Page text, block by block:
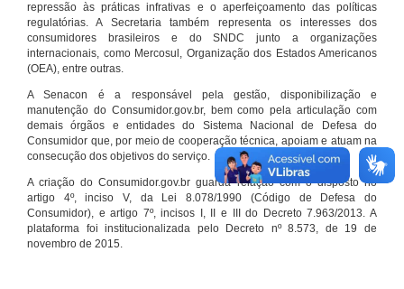
repressão às práticas infrativas e o aperfeiçoamento das políticas
regulatórias. A Secretaria também representa os interesses dos
consumidores brasileiros e do SNDC junto a organizações
internacionais, como Mercosul, Organização dos Estados Americanos
(OEA), entre outras.
A Senacon é a responsável pela gestão, disponibilização e
manutenção do Consumidor.gov.br, bem como pela articulação com
demais órgãos e entidades do Sistema Nacional de Defesa do
Consumidor que, por meio de cooperação técnica, apoiam e atuam na
consecução dos objetivos do serviço.
A criação do Consumidor.gov.br guarda relação com o disposto no
artigo 4º, inciso V, da Lei 8.078/1990 (Código de Defesa do
Consumidor), e artigo 7º, incisos I, II e III do Decreto 7.963/2013. A
plataforma foi institucionalizada pelo Decreto nº 8.573, de 19 de
novembro de 2015.